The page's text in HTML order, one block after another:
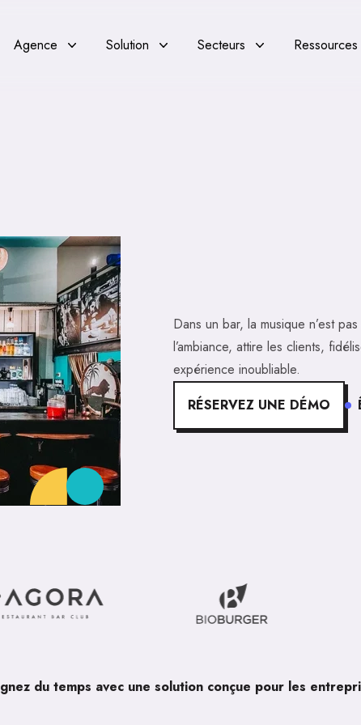
Agence Solution Secteurs Ressources
Dans un bar, la musique n’est
l’ambiance, attire les clients,
expérience inoubliable.
RÉSERVEZ UNE DÉMO
du temps avec une solution conçue pour les